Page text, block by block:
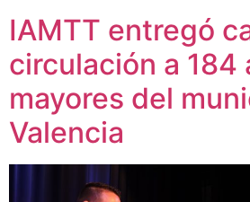
IAMTT entregó
circulación a 184
mayores del
Valencia